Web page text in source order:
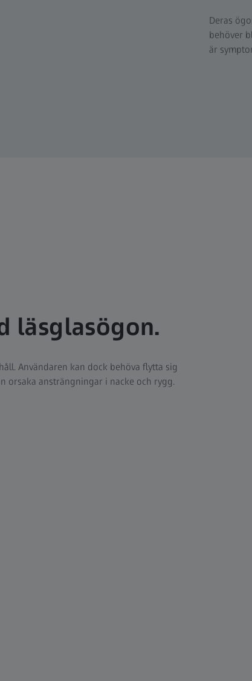
Deras
behöver
är
läsglasögon.
Användaren kan dock behöva flytta sig
orsaka ansträngningar i nacke och rygg.